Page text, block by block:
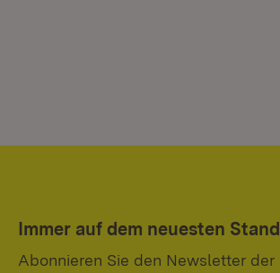
Immer auf dem neuesten Stand
Abonnieren Sie den Newsletter der